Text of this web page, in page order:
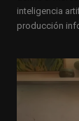
inteligencia
producción